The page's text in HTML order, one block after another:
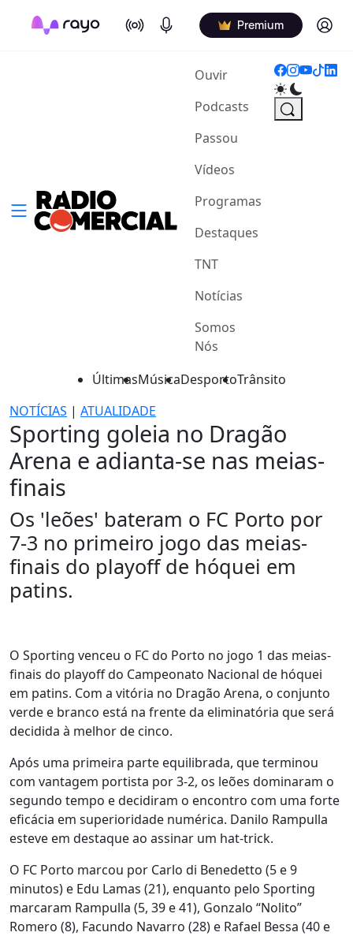
On Air Podcasts Premium Log in
Ouvir(current)
Podcasts
Passou
Vídeos
Programas
Destaques
TNT
Notícias
Somos
Nós
ÚltimasMúsicaDesportoTrânsito
NOTÍCIAS | ATUALIDADE
Sporting goleia no Dragão
Arena e adianta-se nas meias-
finais
Os 'leões' bateram o FC Porto por
7-3 no primeiro jogo das meias-
finais do playoff de hóquei em
patins.
O Sporting venceu o FC do Porto no jogo 1 das meias-
finais do playoff do Campeonato Nacional de hóquei
em patins. Com a vitória no Dragão Arena, o conjunto
verde e branco está na frente da eliminatória que será
decidida à melhor de cinco.
Após uma primeira parte equilibrada, que terminou
com vantagem portista por 3-2, os leões dominaram o
segundo tempo e decidiram o encontro com uma forte
eficácia em superioridade numérica. Danilo Rampulla
esteve em destaque ao assinar um hat-trick.
O FC Porto marcou por Carlo di Benedetto (5 e 9
minutos) e Edu Lamas (21), enquanto pelo Sporting
marcaram Rampulla (5, 39 e 41), Gonzalo “Nolito”
Romero (8), Facundo Navarro (28) e Rafael Bessa (40 e